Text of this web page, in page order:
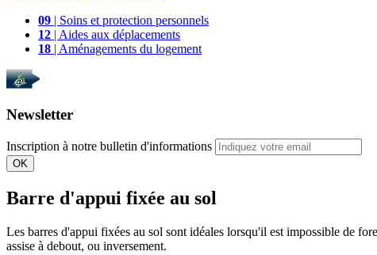
09 | Soins et protection personnels
12 | Aides aux déplacements
18 | Aménagements du logement
Newsletter
Inscription à notre bulletin d'informations
OK
Barre d'appui fixée au sol
Les barres d'appui fixées au sol sont idéales lorsqu'il est impossible de
assise à debout, ou inversement.